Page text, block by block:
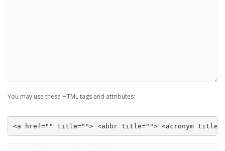
You may use these HTML tags and attributes:
<a href="" title=""> <abbr title=""> <acronym